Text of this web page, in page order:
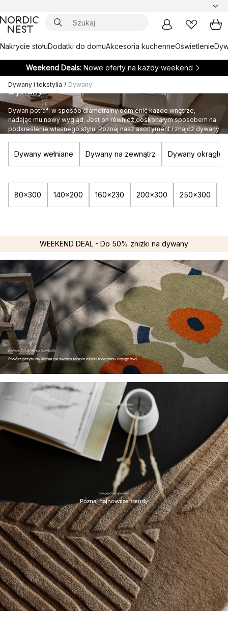
Nakrycie stołuDodatki do domuAkcesoria kuchenneOświetlenie
Weekend Deals: Nowe oferty na każdy weekend
Dywany i tekstylia / Dywany
Dywany
Dywan potrafi w sposób diametralny odmienić każde wnętrze,
nadając mu nowy wygląd. Jest on również doskonałym sposobem na
podkreślenie własnego stylu. Poznaj nasz asortyment i znajdź dywany
Dywany wełniane Dywany na zewnątrz Dywany okrągłe
80x300 140x200 160x230 200x300 250x300
WEEKEND DEAL - Do 50% zniżki na dywany
DYWANY DO UŻYTKU NA ZEWNĄTRZ
Stwórz przytulny klimat na swoim tarasie dzięki trwałemu designowi
DYWANOWE NOWOŚCI
Poznaj najnowsze trendy